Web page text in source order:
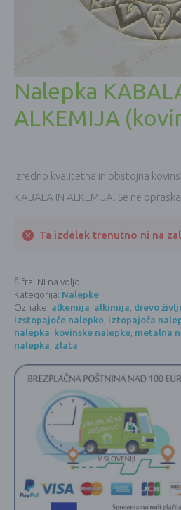
Nalepka
ALKEMIJA
Izredno kvalitetna in obstojna
KABALA IN ALKEMIJA. Se ne
Ta izdelek trenutno ni na
Šifra: Ni na voljo
Kategorija: Nalepke
Oznake: alkemija, alkimija, drevo
izstopajoče nalepke, iztopajoča
nalepka, kovinske nalepke, metalna
nalepka, zlata